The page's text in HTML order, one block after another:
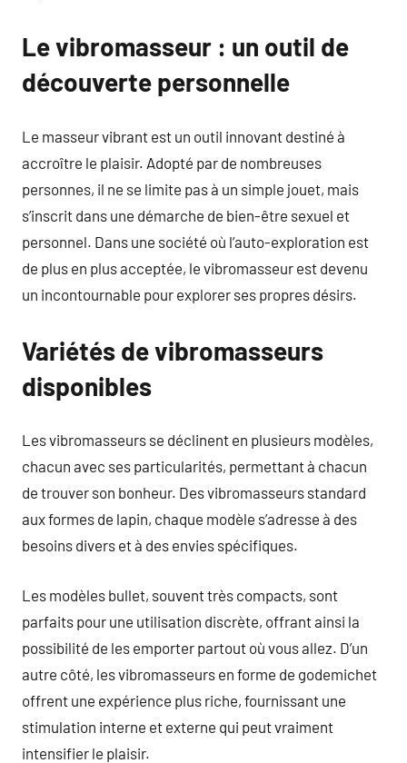
Le vibromasseur : un outil de
découverte personnelle
Le masseur vibrant est un outil innovant destiné à
accroître le plaisir. Adopté par de nombreuses
personnes, il ne se limite pas à un simple jouet, mais
s’inscrit dans une démarche de bien-être sexuel et
personnel. Dans une société où l’auto-exploration est
de plus en plus acceptée, le vibromasseur est devenu
un incontournable pour explorer ses propres désirs.
Variétés de vibromasseurs
disponibles
Les vibromasseurs se déclinent en plusieurs modèles,
chacun avec ses particularités, permettant à chacun
de trouver son bonheur. Des vibromasseurs standard
aux formes de lapin, chaque modèle s’adresse à des
besoins divers et à des envies spécifiques.
Les modèles bullet, souvent très compacts, sont
parfaits pour une utilisation discrète, offrant ainsi la
possibilité de les emporter partout où vous allez. D’un
autre côté, les vibromasseurs en forme de godemichet
offrent une expérience plus riche, fournissant une
stimulation interne et externe qui peut vraiment
intensifier le plaisir.